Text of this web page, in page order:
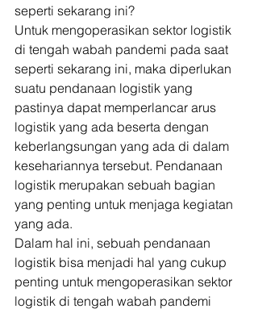
seperti sekarang ini?
Untuk mengoperasikan sektor logistik
di tengah wabah pandemi pada saat
seperti sekarang ini, maka diperlukan
suatu pendanaan logistik yang
pastinya dapat memperlancar arus
logistik yang ada beserta dengan
keberlangsungan yang ada di dalam
kesehariannya tersebut. Pendanaan
logistik merupakan sebuah bagian
yang penting untuk menjaga kegiatan
yang ada.
Dalam hal ini, sebuah pendanaan
logistik bisa menjadi hal yang cukup
penting untuk mengoperasikan sektor
logistik di tengah wabah pandemi